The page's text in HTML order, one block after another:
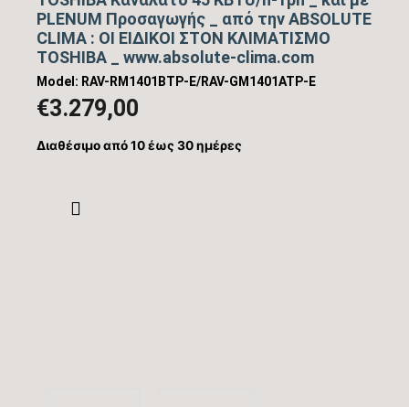
PLENUM Προσαγωγής _ από την ABSOLUTE
CLIMA : ΟΙ ΕΙΔΙΚΟΙ ΣΤΟΝ ΚΛΙΜΑΤΙΣΜΟ
TOSHIBA _ www.absolute-clima.com
Model: RAV-RM1401BTP-E/RAV-GM1401ATP-E
€3.279,00
Διαθέσιμο από 10 έως 30 ημέρες